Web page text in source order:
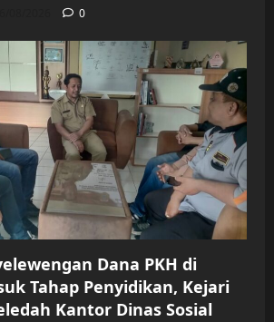
0
Dana PKH di
Tahap Penyidikan, Kejari
Kantor Dinas Sosial